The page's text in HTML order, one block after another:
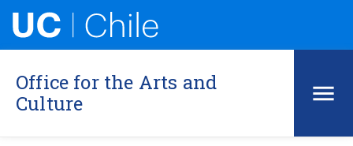
Office for the Arts and
Culture